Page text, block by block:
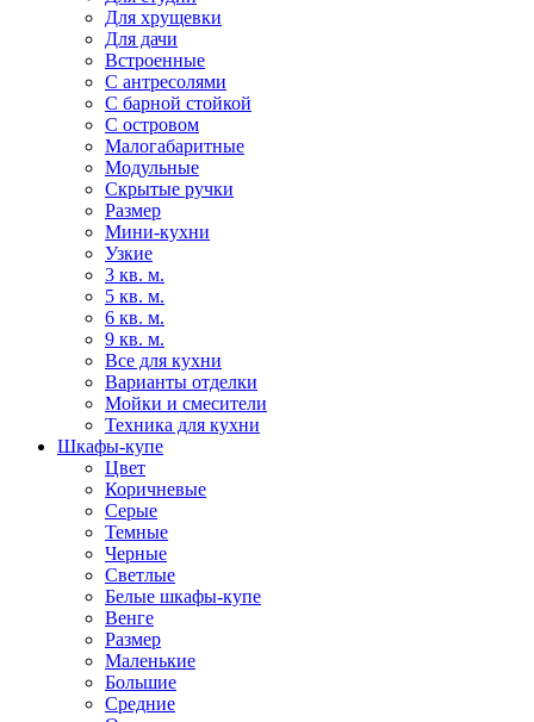
Для хрущевки
Для дачи
Встроенные
С антресолями
С барной стойкой
С островом
Малогабаритные
Модульные
Скрытые ручки
Размер
Мини-кухни
Узкие
3 кв. м.
5 кв. м.
6 кв. м.
9 кв. м.
Все для кухни
Варианты отделки
Мойки и смесители
Техника для кухни
Шкафы-купе
Цвет
Коричневые
Серые
Темные
Черные
Светлые
Белые шкафы-купе
Венге
Размер
Маленькие
Большие
Средние